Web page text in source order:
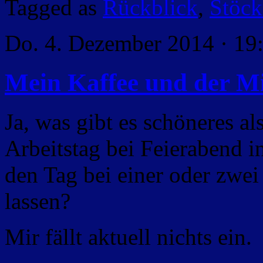
Tagged as Rückblick,
Do. 4. Dezember 2014 ·
Mein Kaffee und der
Ja, was gibt es schöneres
Arbeitstag bei Feierabend
den Tag bei einer oder
lassen?
Mir fällt aktuell nichts ein.